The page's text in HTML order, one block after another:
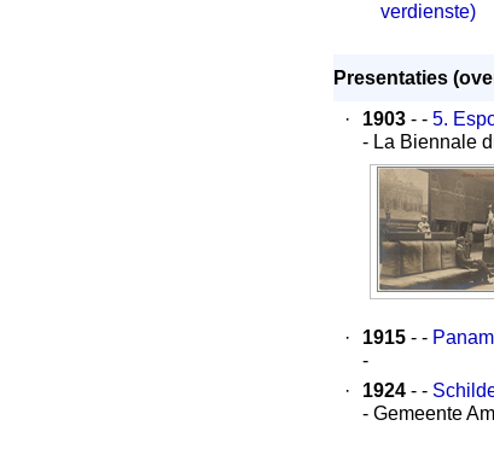
verdienste)
Presentaties
·
1903 - - 5.
- La Biennale
· 1915 - -
-
·
1924 - -
- Gemeente